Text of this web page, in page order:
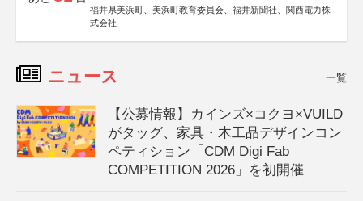
福井県美浜町、美浜町教育委員会、福井新聞社、関西電力株
式会社
ニュース 一覧
【公募情報】カインズ×コクヨ×VUILD
がタッグ、家具・木工品デザインコン
ペティション「CDM Digi Fab
COMPETITION 2026」を初開催